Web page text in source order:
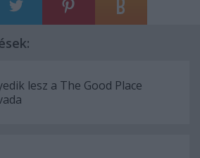
lesz a The Good Place